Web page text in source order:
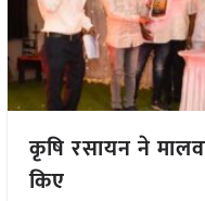
कृषि रसायन ने
किए